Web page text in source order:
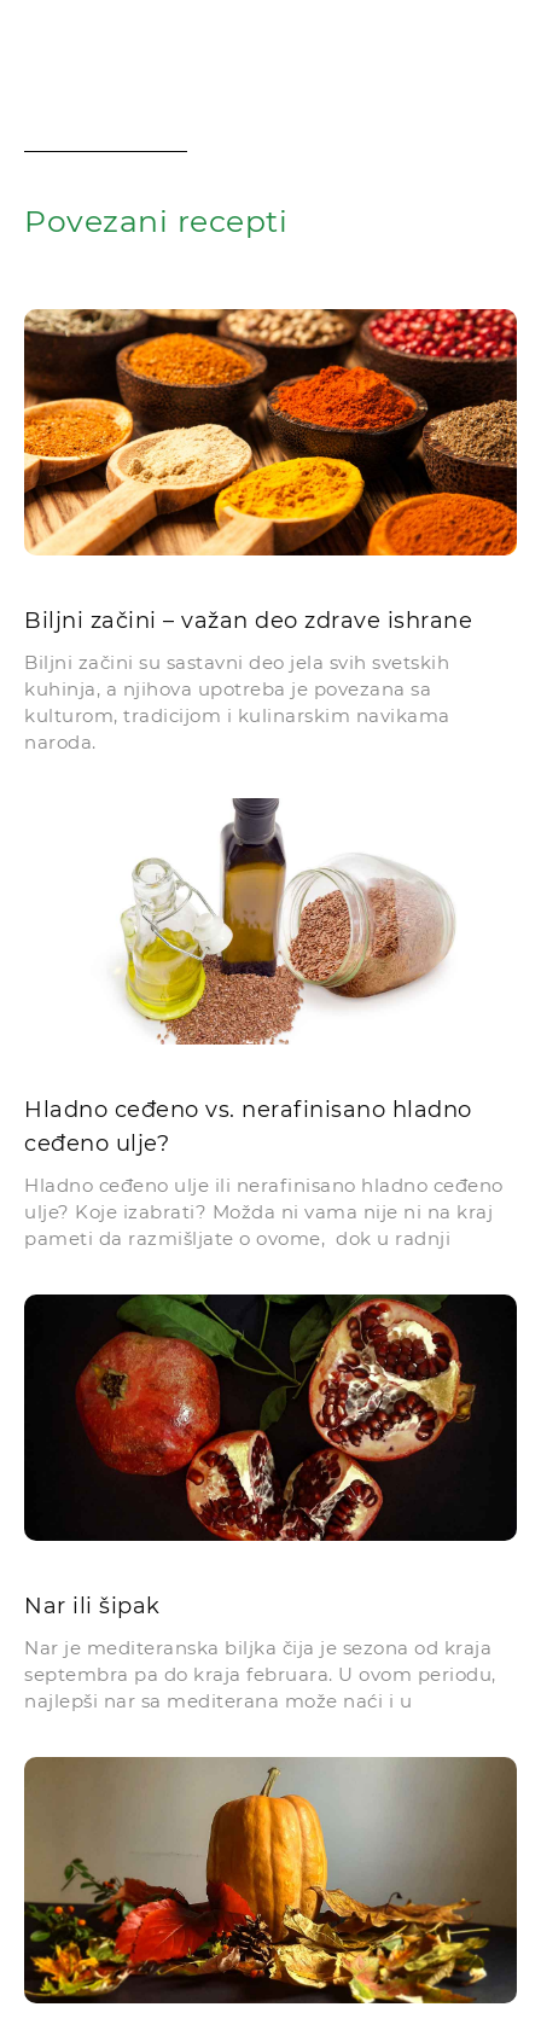
Povezani recepti
Biljni začini – važan deo zdrave ishrane
Biljni začini su sastavni deo jela svih svetskih
kuhinja, a njihova upotreba je povezana sa
kulturom, tradicijom i kulinarskim navikama
naroda.
Hladno ceđeno vs. nerafinisano hladno
ceđeno ulje?
Hladno ceđeno ulje ili nerafinisano hladno ceđeno
ulje? Koje izabrati? Možda ni vama nije ni na kraj
pameti da razmišljate o ovome, dok u radnji
Nar ili šipak
Nar je mediteranska biljka čija je sezona od kraja
septembra pa do kraja februara. U ovom periodu,
najlepši nar sa mediterana može naći i u